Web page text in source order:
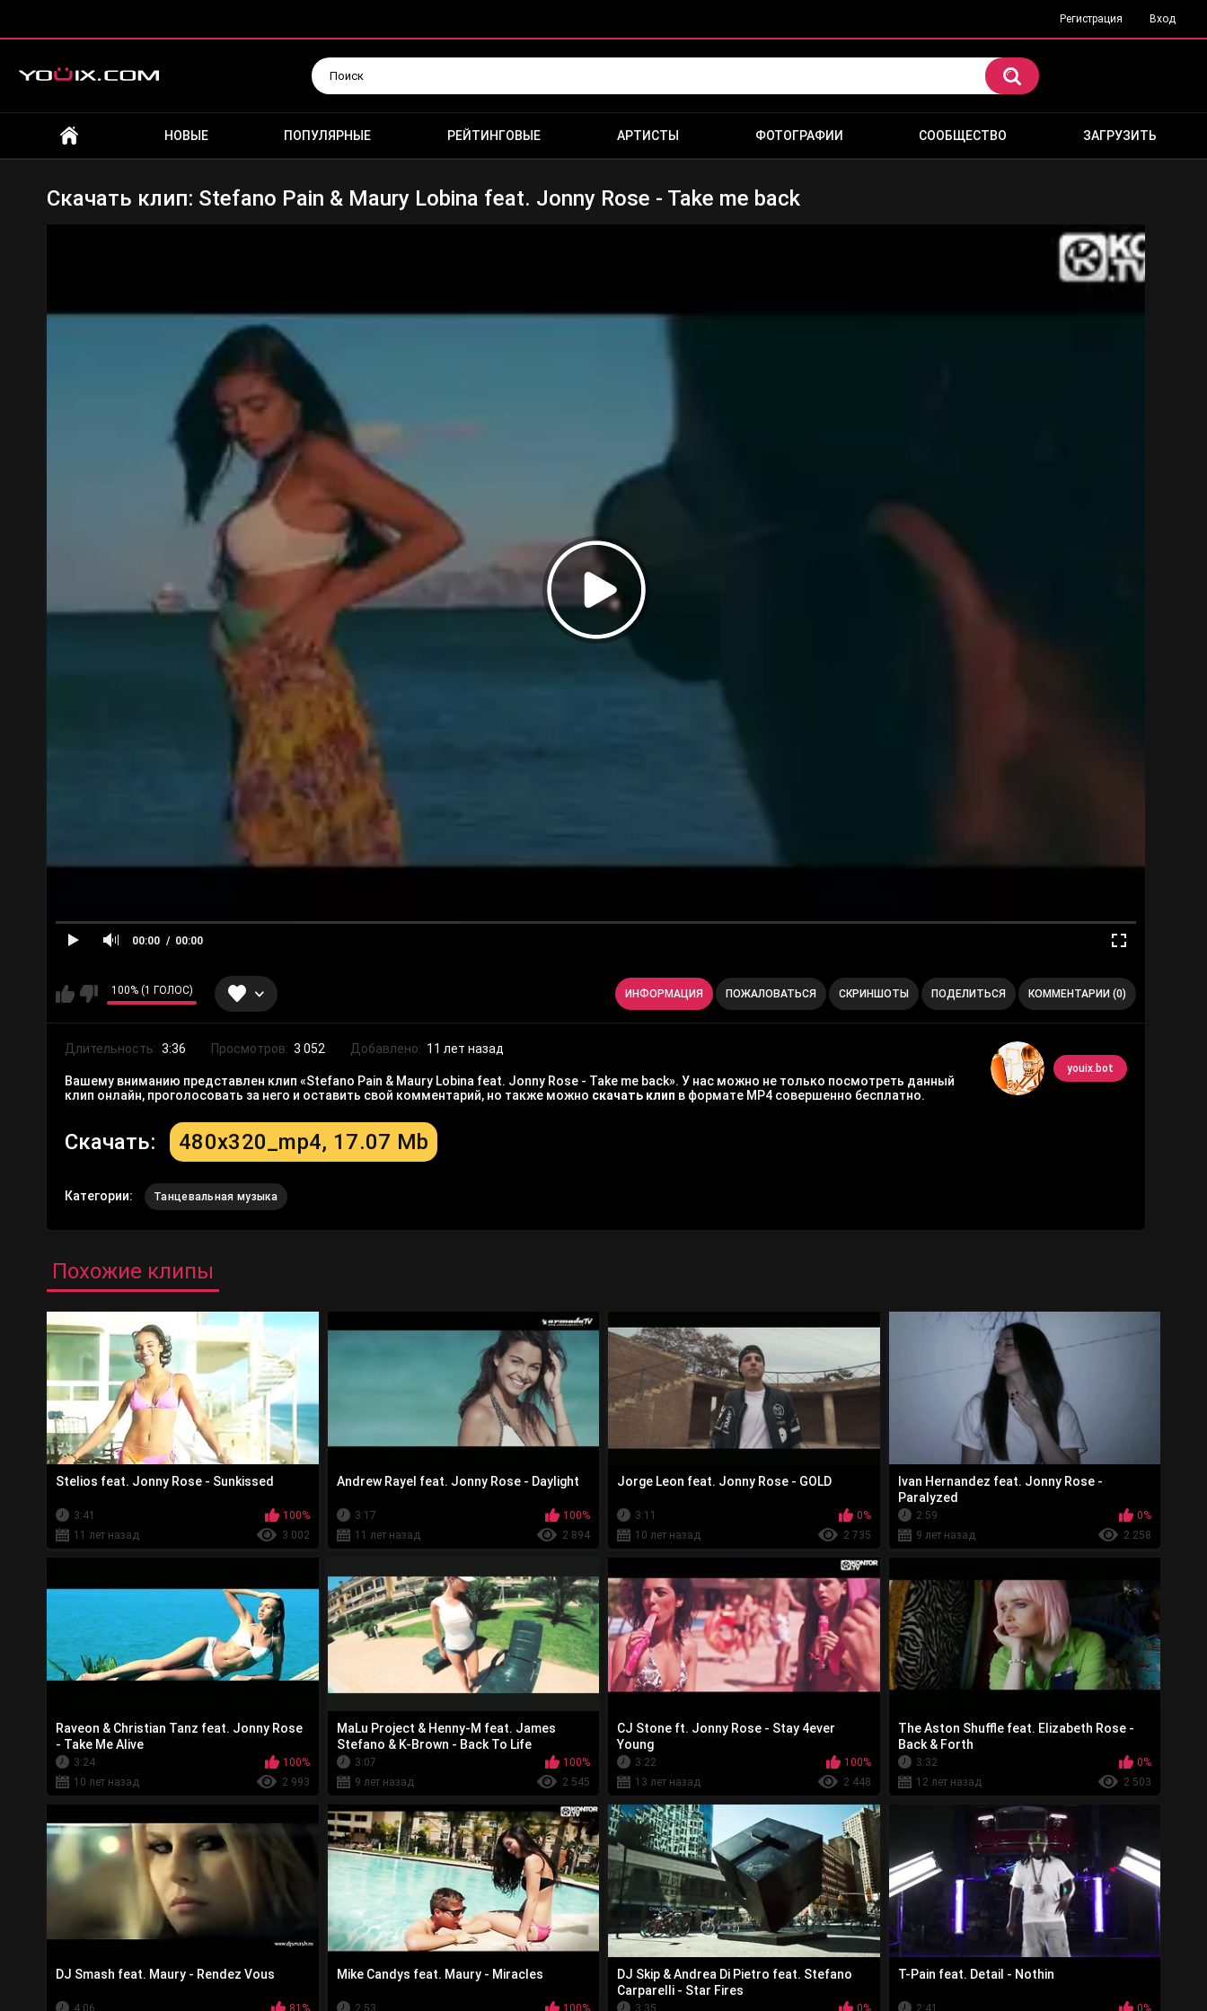
Регистрация Вход
НОВЫЕ ПОПУЛЯРНЫЕ РЕЙТИНГОВЫЕ АРТИСТЫ ФОТОГРАФИИ СООБЩЕСТВО ЗАГРУЗИТЬ
Скачать клип: Stefano Pain & Maury Lobina feat. Jonny Rose - Take me back
00:00 00:00
100% (1 ГОЛОС) ИНФОРМАЦИЯ ПОЖАЛОВАТЬСЯ СКРИНШОТЫ ПОДЕЛИТЬСЯ КОММЕНТАРИИ (0)
youix.bot
Длительность: 3:36 Просмотров: 3 052 Добавлено: 11 лет назад
Вашему вниманию представлен клип «Stefano Pain & Maury Lobina feat. Jonny Rose - Take me back». У нас можно не только посмотреть данный
клип онлайн, проголосовать за него и оставить свой комментарий, но также можно скачать клип в формате MP4 совершенно бесплатно.
Скачать: 480x320_mp4, 17.07 Mb
Категории: Танцевальная музыка
Похожие клипы
Stelios feat. Jonny Rose - Sunkissed
3:41
100%
11 лет назад
3 002
Andrew Rayel feat. Jonny Rose - Daylight
3:17
100%
11 лет назад
2 894
Jorge Leon feat. Jonny Rose - GOLD
3:11
0%
10 лет назад
2 735
Ivan Hernandez feat. Jonny Rose -
Paralyzed
2:59
0%
9 лет назад
2 258
Raveon & Christian Tanz feat. Jonny Rose
- Take Me Alive
3:24
100%
10 лет назад
2 993
MaLu Project & Henny-M feat. James
Stefano & K-Brown - Back To Life
3:07
100%
9 лет назад
2 545
CJ Stone ft. Jonny Rose - Stay 4ever
Young
3:22
100%
13 лет назад
2 448
The Aston Shuffle feat. Elizabeth Rose -
Back & Forth
3:32
0%
12 лет назад
2 503
DJ Smash feat. Maury - Rendez Vous
4:06 81%
Mike Candys feat. Maury - Miracles
2:53 100%
DJ Skip & Andrea Di Pietro feat. Stefano
Carparelli - Star Fires
3:35 0%
T-Pain feat. Detail - Nothin
2:41 0%